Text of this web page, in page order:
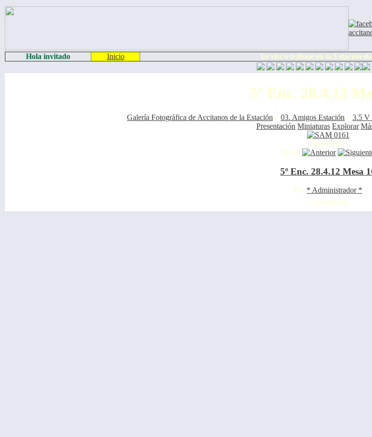
Hola invitado Inicio Yo viví o trabajé en la Estación
5º Enc. 28.4.12
Galería Fotográfica de Accitanos de la Estación :: 03. Amigos Estación :: 3.5 V
Presentación Miniaturas Explorar
SAM 0161
[9/19]
5º Enc. 28.4.12 Mesa
Por * Administrador *
Comentarios